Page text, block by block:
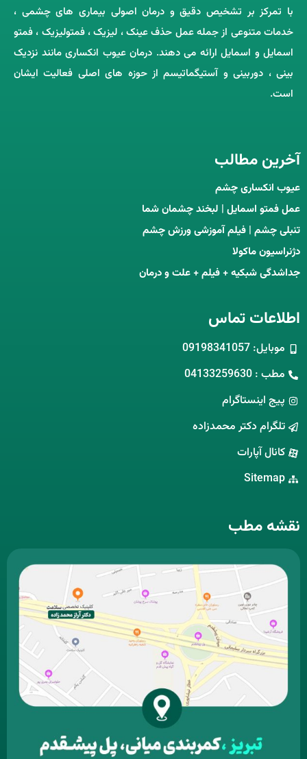
با تمرکز بر تشخیص دقیق و درمان اصولی بیماری ‌های چشمی ،
خدمات متنوعی از جمله عمل حذف عینک ، لیزیک ، فمتولیزیک ، فمتو
اسمایل و اسمایل ارائه می ‌دهند. درمان عیوب انکساری مانند نزدیک
‌بینی ، دوربینی و آستیگماتیسم از حوزه‌ های اصلی فعالیت ایشان
است.
آخرین مطالب
عیوب انکساری چشم
عمل فمتو اسمایل | لبخند چشمان شما
تنبلی چشم | فیلم آموزشی ورزش چشم
دژنراسیون ماکولا
جداشدگی شبکیه + فیلم + علت و درمان
اطلاعات تماس
موبایل: 09198341057
مطب : 04133259630
پیج اینستاگرام
تلگرام دکتر محمدزاده
کانال آپارات
Sitemap
نقشه مطب